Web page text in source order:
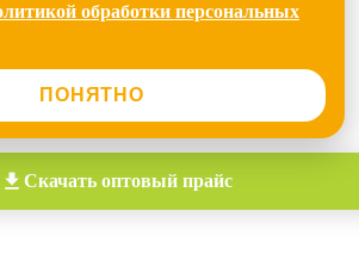
обработки персональных
ПОНЯТНО
Скачать оптовый прайс